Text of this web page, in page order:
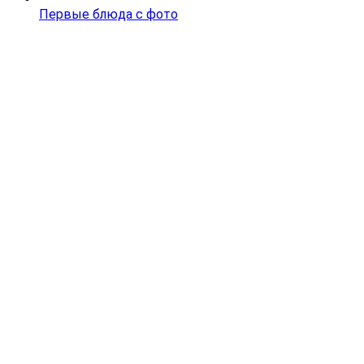
Первые блюда с фото